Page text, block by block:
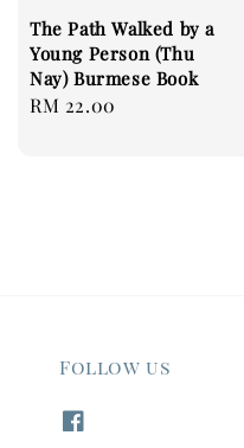
The Path Walked by a
Young Person (Thu
Nay) Burmese Book
Regular
RM 22.00
Follow us